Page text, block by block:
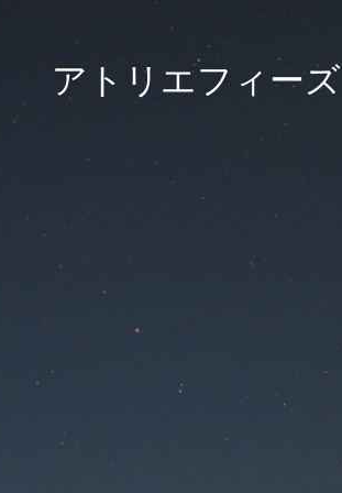
アトリエフィーズ